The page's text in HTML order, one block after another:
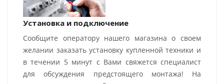
Установка и подключение
Сообщите оператору нашего магазина о своем
желании заказать установку купленной техники и
в течении 5 минут с Вами свяжется специалист
для обсуждения предстоящего монтажа! На